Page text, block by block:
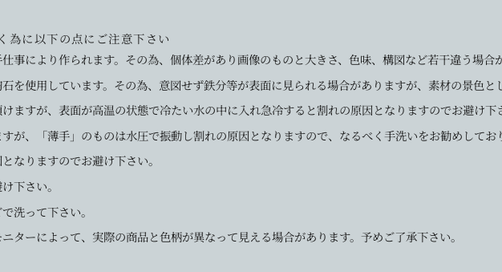
為に以下の点にご注意下さい
事により作られます。その為、個体差があり画像のものと大きさ、色味、構図など若干違う場合
を使用しています。その為、意図せず鉄分等が表面に見られる場合がありますが、素材の景色と
ますが、表面が高温の状態で冷たい水の中に入れ急冷すると割れの原因となりますのでお避け下
が、「薄手」のものは水圧で振動し割れの原因となりますので、なるべく手洗いをお勧めしてお
なりますのでお避け下さい。
下さい。
洗って下さい。
ターによって、実際の商品と色柄が異なって見える場合があります。予めご了承下さい。